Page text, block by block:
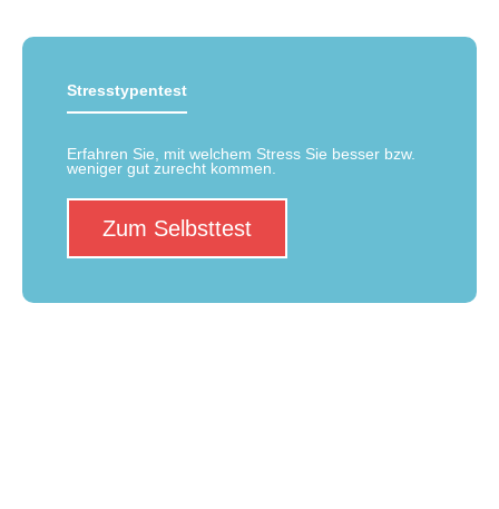
Stresstypentest
Erfahren Sie, mit welchem Stress Sie besser bzw.
weniger gut zurecht kommen.
Zum Selbsttest